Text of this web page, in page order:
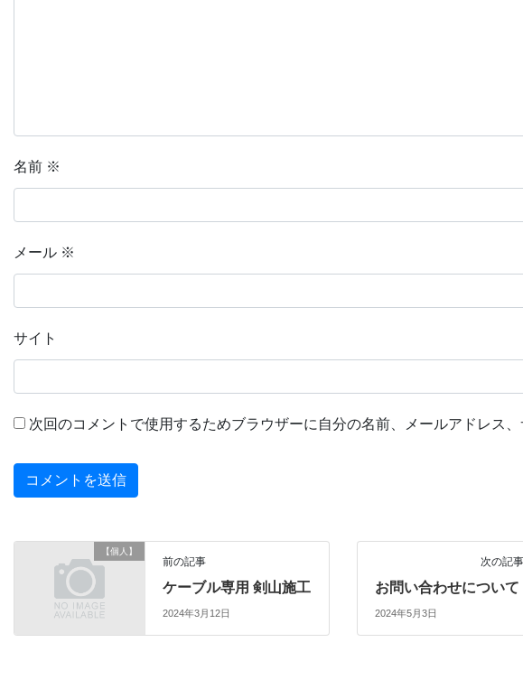
名前 ※
メール ※
サイト
次回のコメントで使用するためブラウザーに自分の名前、メールアドレス、
【個人】
前の記事
ケーブル専用 剣山施工
2024年3月12日
次の記事
お問い合わせについて
2024年5月3日